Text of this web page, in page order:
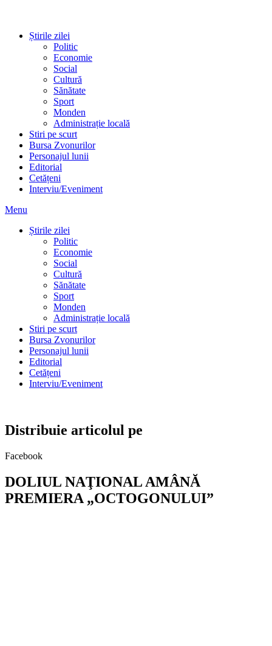
Știrile zilei
Politic
Economie
Social
Cultură
Sănătate
Sport
Monden
Administrație locală
Stiri pe scurt
Bursa Zvonurilor
Personajul lunii
Editorial
Cetățeni
Interviu/Eveniment
Menu
Știrile zilei
Politic
Economie
Social
Cultură
Sănătate
Sport
Monden
Administrație locală
Stiri pe scurt
Bursa Zvonurilor
Personajul lunii
Editorial
Cetățeni
Interviu/Eveniment
Distribuie articolul pe
Facebook
DOLIUL NAŢIONAL AMÂNĂ
PREMIERA „OCTOGONULUI”